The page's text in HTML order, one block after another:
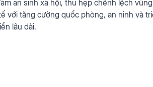
tăng cường quốc phòng, an ninh và
lâu dài.